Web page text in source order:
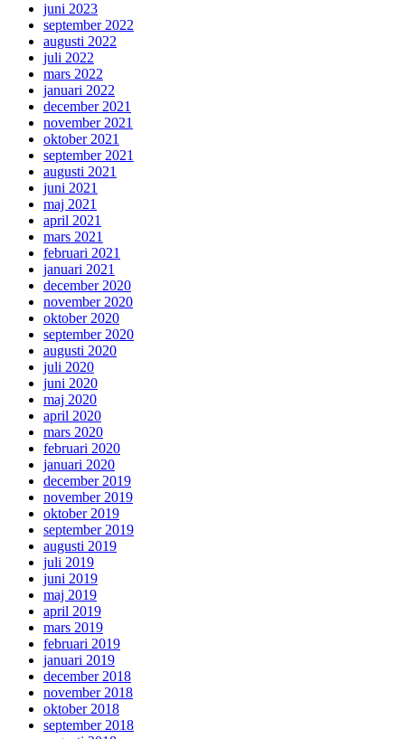
juni 2023
september 2022
augusti 2022
juli 2022
mars 2022
januari 2022
december 2021
november 2021
oktober 2021
september 2021
augusti 2021
juni 2021
maj 2021
april 2021
mars 2021
februari 2021
januari 2021
december 2020
november 2020
oktober 2020
september 2020
augusti 2020
juli 2020
juni 2020
maj 2020
april 2020
mars 2020
februari 2020
januari 2020
december 2019
november 2019
oktober 2019
september 2019
augusti 2019
juli 2019
juni 2019
maj 2019
april 2019
mars 2019
februari 2019
januari 2019
december 2018
november 2018
oktober 2018
september 2018